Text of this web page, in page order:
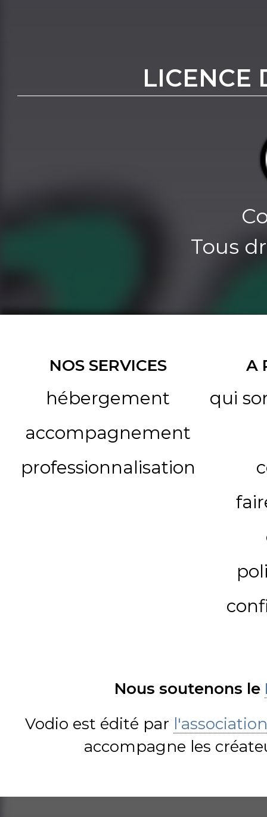
LICENCE
Tous
NOS SERVICES
hébergement
accompagnement
professionnalisation
A
qui